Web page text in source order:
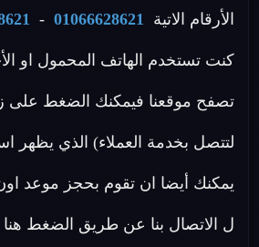
الأرقام الاتية 01066628621
-
كنت تستخدم الهاتف المحمول او
تصفح موقعنا فيمكنك الضغط على
لتتصل بخدمة العملاء) الذي يظهر
يمكنك أيضا ان تقوم بحجز موعد
ل الاتصال بنا عن طريق الضغط